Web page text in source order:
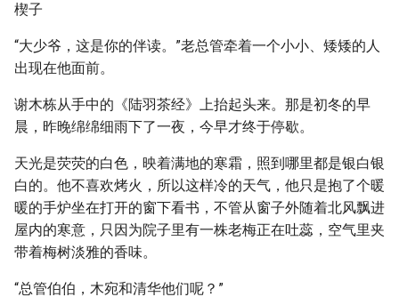
楔子
“大少爷，这是你的伴读。”老总管牵着一个小小、矮矮的人
出现在他面前。
谢木栋从手中的《陆羽茶经》上抬起头来。那是初冬的早
晨，昨晚绵绵细雨下了一夜，今早才终于停歇。
天光是荧荧的白色，映着满地的寒霜，照到哪里都是银白银
白的。他不喜欢烤火，所以这样冷的天气，他只是抱了个暖
暖的手炉坐在打开的窗下看书，不管从窗子外随着北风飘进
屋内的寒意，只因为院子里有一株老梅正在吐蕊，空气里夹
带着梅树淡雅的香味。
“总管伯伯，木宛和清华他们呢？”